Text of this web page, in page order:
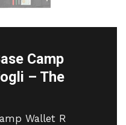
Camp
– The
Wallet R